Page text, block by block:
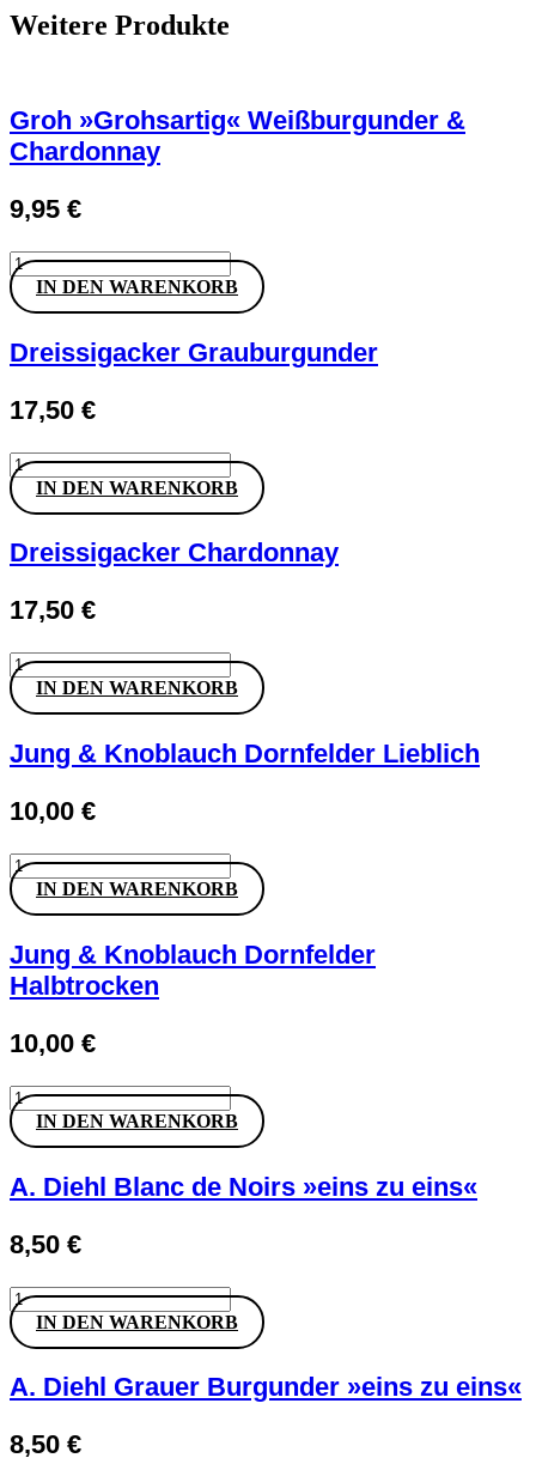
Weitere Produkte
Groh »Grohsartig« Weißburgunder &
Chardonnay
9,95 €
Groh
»Grohsartig«
Weißburgunder
Chardonnay
Menge
IN DEN WARENKORB
Dreissigacker Grauburgunder
17,50 €
Dreissigacker
Grauburgunder
Menge
IN DEN WARENKORB
Dreissigacker Chardonnay
17,50 €
Dreissigacker
Chardonnay
Menge
IN DEN WARENKORB
Jung & Knoblauch Dornfelder Lieblich
10,00 €
Jung
&
Knoblauch
Lieblich
Menge
IN DEN WARENKORB
Jung & Knoblauch Dornfelder
Halbtrocken
10,00 €
Jung
&
Knoblauch
Halbtrocken
Menge
IN DEN WARENKORB
A. Diehl Blanc de Noirs »eins zu eins«
8,50 €
A.
Diehl
Blanc
Noirs
»eins
eins«
IN DEN WARENKORB
A. Diehl Grauer Burgunder »eins zu eins«
8,50 €